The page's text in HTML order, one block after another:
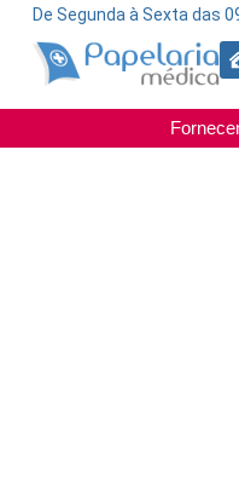
De Segunda à Sexta das